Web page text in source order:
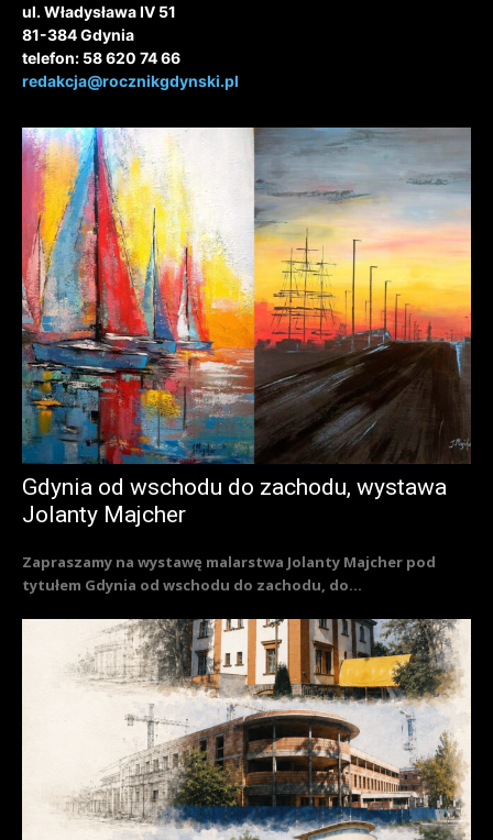
ul. Władysława IV 51
81-384 Gdynia
telefon: 58 620 74 66
redakcja@rocznikgdynski.pl
Gdynia od wschodu do zachodu, wystawa
Jolanty Majcher
Zapraszamy na wystawę malarstwa Jolanty Majcher pod
tytułem Gdynia od wschodu do zachodu, do...